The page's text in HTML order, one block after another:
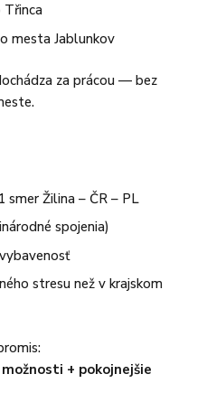
Třinca
mesta Jablunkov
za prácou — bez
smer Žilina – ČR – PL
spojenia)
stresu než v krajskom
+ pokojnejšie